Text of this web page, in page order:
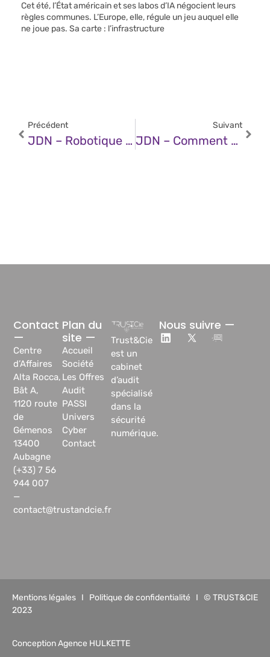
Cet été, l’État américain et ses labos d’IA négocient leurs
règles communes. L’Europe, elle, régule un jeu auquel elle
ne joue pas. Sa carte : l’infrastructure
Précédent
JDN – Robotique En Laboratoire : Une Révolution En Marche Qui Doit Encore Accélérer
Suivant
JDN – Comment Les Graphs Révolutionnent Le RAG
Trust&Cie
est un
cabinet
d’audit
spécialisé
dans la
sécurité
numérique.
Plan du
site —
Accueil
Société
Les Offres
Audit
PASSI
Univers
Cyber
Contact
Contact
—
Centre
d’Affaires
Alta Rocca,
Bât A,
1120 route
de
Gémenos
13400
Aubagne
(+33) 7 56
944 007
—
contact@trustandcie.fr
Nous suivre —
Mentions légales I Politique de confidentialité I © TRUST&CIE
2023
Conception Agence HULKETTE